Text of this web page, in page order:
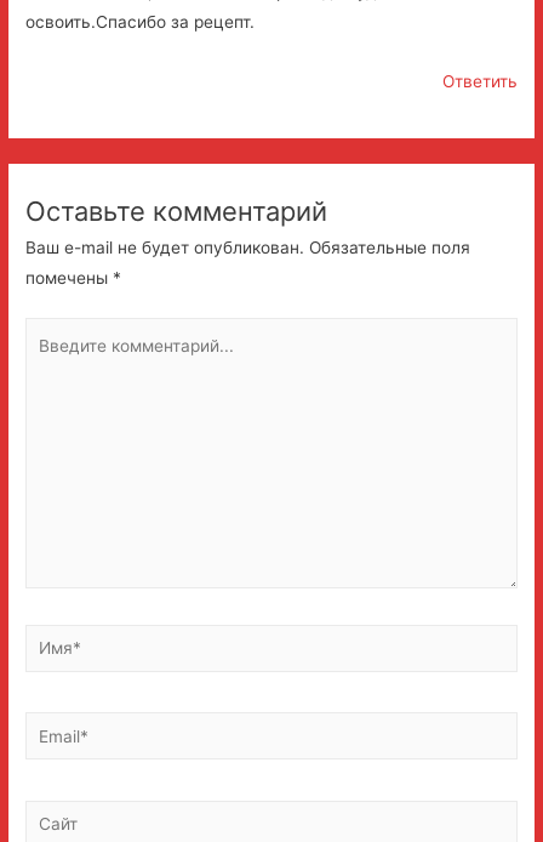
освоить.Спасибо за рецепт.
Ответить
Оставьте комментарий
Ваш e-mail не будет опубликован. Обязательные поля
помечены *
Имя*
Email*
Сайт